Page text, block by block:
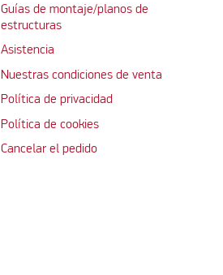
Guías de montaje/planos de
estructuras
Asistencia
Nuestras condiciones de venta
Política de privacidad
Política de cookies
Cancelar el pedido